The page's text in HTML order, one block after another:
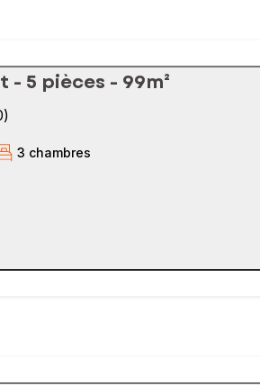
5 pièces - 99m²
)
3 chambres